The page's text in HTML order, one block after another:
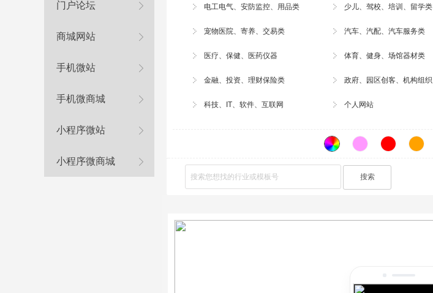
门户论坛
商城网站
手机微站
手机微商城
小程序微站
小程序微商城
电工电气、安防监控、用品类 少儿、驾校、培训、留学类
宠物医院、寄养、交易类 汽车、汽配、汽车服务类
医疗、保健、医药仪器 体育、健身、场馆器材类
金融、投资、理财保险类 政府、园区创客、机构组织
科技、IT、软件、互联网 个人网站
搜索